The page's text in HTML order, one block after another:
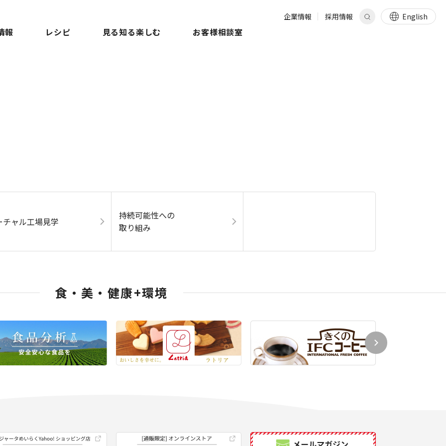
企業情報 採用情報 English
報 レシピ 見る知る楽しむ お客様相談室
チャル工場見学
持続可能性への
取り組み
食・美・健康+環境